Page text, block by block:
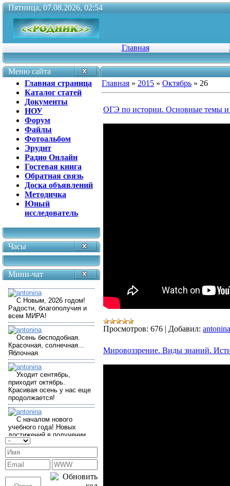
Пятница, 07.08.2026, 02:54
Главная
Меню сайта
Главная страница
Каталог статей
Документы
НОУ
Форум
Файлы
Фотоальбом
Эрудит
Радио Онлайн
Гостевая книга
Обратная связь
Доска объявлений
Методичка
Юный
исследователь
Часы
Мини-чат
Главная » 2015 » Октябрь » 26
ОГЭ по истории. Основные темы и
Просмотров: 676 | Добавил: antonina
Мировоззрение. Виды знаний.